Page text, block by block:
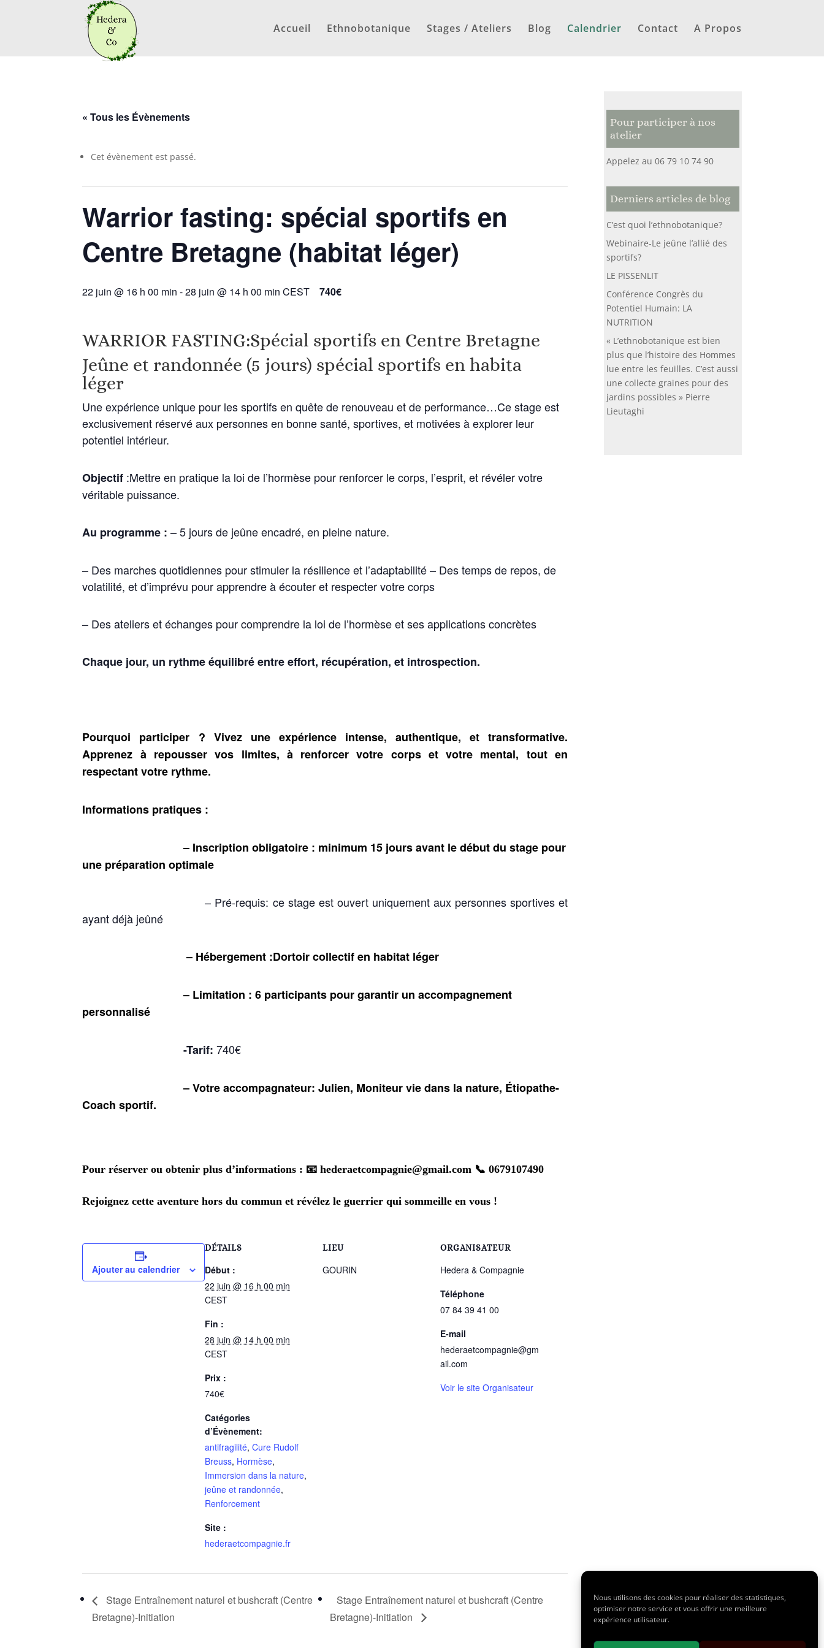
Nous utilisons des cookies pour réaliser des statistiques,
optimiser notre service et vous offrir une meilleure
expérience utilisateur.
Accueil Ethnobotanique Stages / Ateliers Blog Calendrier Contact A Propos
« Tous les Évènements
Cet évènement est passé.
Warrior fasting: spécial sportifs en
Centre Bretagne (habitat léger)
22 juin @ 16 h 00 min -28 juin @ 14 h 00 min CEST 740€
WARRIOR FASTING:Spécial sportifs en Centre Bretagne
Jeûne et randonnée (5 jours) spécial sportifs en habita
léger
Une expérience unique pour les sportifs en quête de renouveau et de performance…Ce stage est
exclusivement réservé aux personnes en bonne santé, sportives, et motivées à explorer leur
potentiel intérieur.
Objectif :Mettre en pratique la loi de l’hormèse pour renforcer le corps, l’esprit, et révéler votre
véritable puissance.
Au programme : – 5 jours de jeûne encadré, en pleine nature.
– Des marches quotidiennes pour stimuler la résilience et l’adaptabilité – Des temps de repos, de
volatilité, et d’imprévu pour apprendre à écouter et respecter votre corps
– Des ateliers et échanges pour comprendre la loi de l’hormèse et ses applications concrètes
Chaque jour, un rythme équilibré entre effort, récupération, et introspection.
Pourquoi participer ? Vivez une expérience intense, authentique, et transformative.
Apprenez à repousser vos limites, à renforcer votre corps et votre mental, tout en
respectant votre rythme.
Informations pratiques :
– Inscription obligatoire : minimum 15 jours avant le début du stage pour
une préparation optimale
– Pré-requis: ce stage est ouvert uniquement aux personnes sportives et
ayant déjà jeûné
– Hébergement :Dortoir collectif en habitat léger
– Limitation : 6 participants pour garantir un accompagnement
personnalisé
-Tarif: 740€
– Votre accompagnateur: Julien, Moniteur vie dans la nature, Étiopathe-
Coach sportif.
Pour réserver ou obtenir plus d’informations : 📧hederaetcompagnie@gmail.com 📞 0679107490
Rejoignez cette aventure hors du commun et révélez le guerrier qui sommeille en vous !
Ajouter au calendrier
DÉTAILS
Début :
22 juin @ 16 h 00 min
CEST
Fin :
28 juin @ 14 h 00 min
CEST
Prix :
740€
Catégories
d’Évènement:
antifragilité,Cure Rudolf
Breuss, Hormèse,
Immersion dans la nature,
jeûne et randonnée,
Renforcement
Site :
hederaetcompagnie.fr
LIEU
GOURIN
ORGANISATEUR
Hedera & Compagnie
Téléphone
07 84 39 41 00
E-mail
hederaetcompagnie@gm
ail.com
Voir le site Organisateur
Stage Entraînement naturel et bushcraft (Centre
Bretagne)-Initiation
Stage Entraînement naturel et bushcraft (Centre
Bretagne)-Initiation
Pour participer à nos
atelier
Appelez au 06 79 10 74 90
Derniers articles de blog
C’est quoi l’ethnobotanique?
Webinaire-Le jeûne l’allié des
sportifs?
LE PISSENLIT
Conférence Congrès du
Potentiel Humain: LA
NUTRITION
« L’ethnobotanique est bien
plus que l’histoire des Hommes
lue entre les feuilles. C’est aussi
une collecte graines pour des
jardins possibles » Pierre
Lieutaghi